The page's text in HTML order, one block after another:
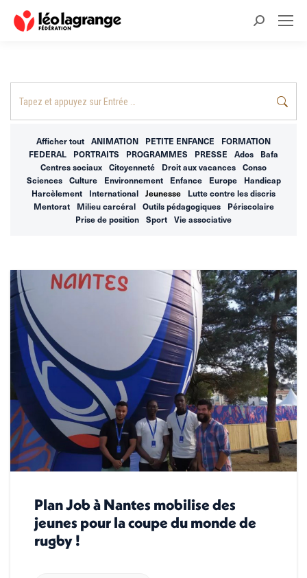
Recherche
Afficher tout ANIMATION PETITE ENFANCE
FORMATION
FEDERAL
PORTRAITS PROGRAMMES PRESSE Ados
Bafa
Centres sociaux
Citoyenneté Droit aux vacances
Conso
Sciences
Culture Environnement Enfance Europe
Handicap
Harcèlement
International Jeunesse
Lutte contre les discris
Mentorat
Milieu carcéral Outils pédagogiques
Périscolaire
Prise de position
Sport Vie associative
Plan Job à Nantes mobilise des
jeunes pour la coupe du monde de
rugby !